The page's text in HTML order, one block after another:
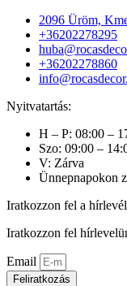
2096 Üröm,
+36202278295
+36202278860
Nyitvatartás:
H – P: 08:00 –
Szo: 09:00 –
V: Zárva
Ünnepnapokon
Iratkozzon fel a
Iratkozzon fel
Email
Feliratkozás